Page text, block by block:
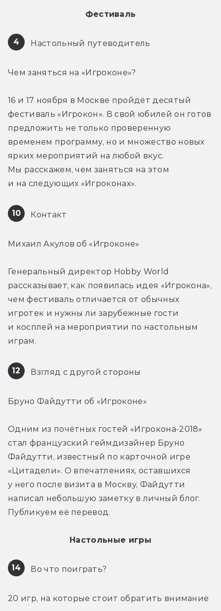
Фестиваль
4 Настольный путеводитель
Чем заняться на «Игроконе»?
16 и 17 ноября в Москве пройдёт десятый
фестиваль «Игрокон». В свой юбилей он готов
предложить не только проверенную
временем программу, но и множество новых
ярких мероприятий на любой вкус.
Мы расскажем, чем заняться на этом
и на следующих «Игроконах».
10 Контакт
Михаил Акулов об «Игроконе»
Генеральный директор Hobby World
рассказывает, как появилась идея «Игрокона»,
чем фестиваль отличается от обычных
игротек и нужны ли зарубежные гости
и косплей на мероприятии по настольным
играм.
12 Взгляд с другой стороны
Бруно Файдутти об «Игроконе»
Одним из почётных гостей «Игрокона-2018»
стал французский геймдизайнер Бруно
Файдутти, известный по карточной игре
«Цитадели». О впечатлениях, оставшихся
у него после визита в Москву, Файдутти
написал небольшую заметку в личный блог.
Публикуем её перевод.
Настольные игры
14 Во что поиграть?
20 игр, на которые стоит обратить внимание